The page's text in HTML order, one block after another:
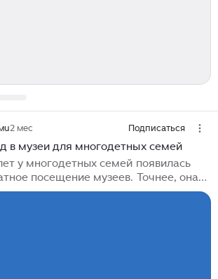
2 мес Подписаться
в музеи для многодетных семей
у многодетных семей появилась
посещение музеев. Точнее, она
воспользоваться ей можно было